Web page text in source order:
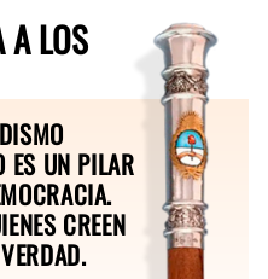
A LOS
ES UN PILAR
CREEN